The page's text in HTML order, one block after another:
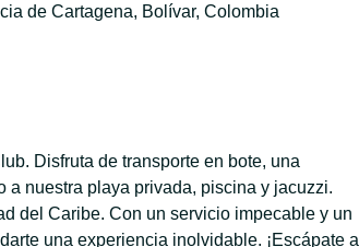
de Cartagena, Bolívar, Colombia
Disfruta de transporte en bote, una
a nuestra playa privada, piscina y jacuzzi.
del Caribe. Con un servicio impecable y un
una experiencia inolvidable. ¡Escápate al